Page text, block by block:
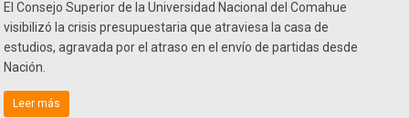
El Consejo Superior de la Universidad Nacional del Comahue
visibilizó la crisis presupuestaria que atraviesa la casa de
estudios, agravada por el atraso en el envío de partidas desde
Nación.
Leer más